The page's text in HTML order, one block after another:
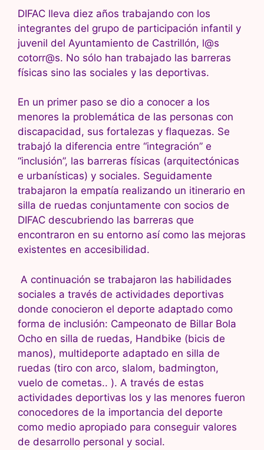
DIFAC lleva diez años trabajando con los
integrantes del grupo de participación infantil y
juvenil del Ayuntamiento de Castrillón, l@s
cotorr@s. No sólo han trabajado las barreras
físicas sino las sociales y las deportivas.
En un primer paso se dio a conocer a los
menores la problemática de las personas con
discapacidad, sus fortalezas y flaquezas. Se
trabajó la diferencia entre “integración” e
“inclusión”, las barreras físicas (arquitectónicas
e urbanísticas) y sociales. Seguidamente
trabajaron la empatía realizando un itinerario en
silla de ruedas conjuntamente con socios de
DIFAC descubriendo las barreras que
encontraron en su entorno así como las mejoras
existentes en accesibilidad.
A continuación se trabajaron las habilidades
sociales a través de actividades deportivas
donde conocieron el deporte adaptado como
forma de inclusión: Campeonato de Billar Bola
Ocho en silla de ruedas, Handbike (bicis de
manos), multideporte adaptado en silla de
ruedas (tiro con arco, slalom, badmington,
vuelo de cometas.. ). A través de estas
actividades deportivas los y las menores fueron
conocedores de la importancia del deporte
como medio apropiado para conseguir valores
de desarrollo personal y social.